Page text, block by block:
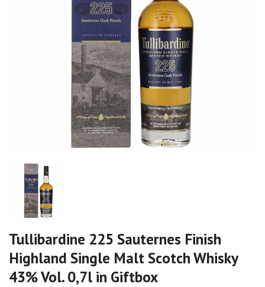
Tullibardine 225 Sauternes Finish
Highland Single Malt Scotch Whisky
43% Vol. 0,7l in Giftbox